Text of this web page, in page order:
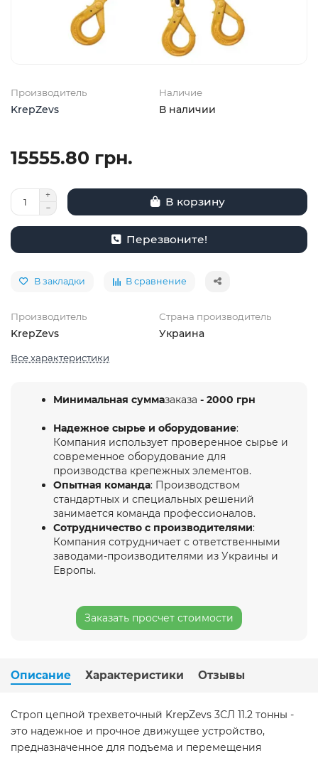
Производитель
KrepZevs
Наличие
В наличии
15555.80 грн.
В корзину
Перезвоните!
В закладки В сравнение
Производитель
KrepZevs
Страна производитель
Украина
Все характеристики
Минимальная суммазаказа - 2000 грн
Надежное сырье и оборудование:
Компания использует проверенное сырье и
современное оборудование для
производства крепежных элементов.
Опытная команда: Производством
стандартных и специальных решений
занимается команда профессионалов.
Сотрудничество с производителями:
Компания сотрудничает с ответственными
заводами-производителями из Украины и
Европы.
Заказать просчет стоимости
Описание Характеристики Отзывы
Строп цепной трехветочный KrepZevs 3СЛ 11.2 тонны -
это надежное и прочное движущее устройство,
предназначенное для подъема и перемещения